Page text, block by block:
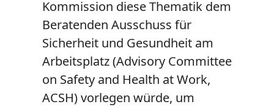
Kommission diese Thematik dem
Beratenden Ausschuss für
Sicherheit und Gesundheit am
Arbeitsplatz (Advisory Committee
on Safety and Health at Work,
ACSH) vorlegen würde, um